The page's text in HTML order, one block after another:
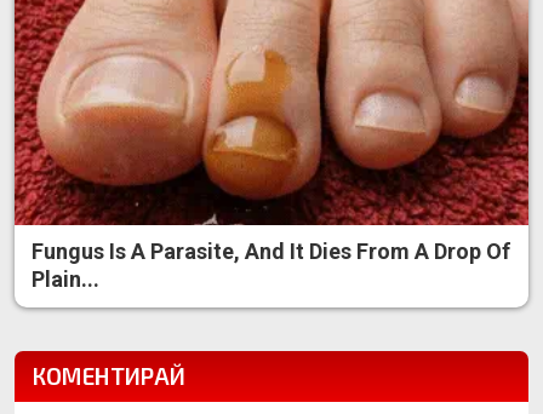
Fungus Is A Parasite, And It Dies From A Drop Of
Plain...
КОМЕНТИРАЙ